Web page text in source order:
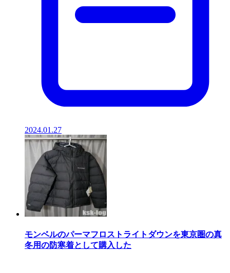
2024.01.27
モンベルのパーマフロストライトダウンを東京圏の真
冬用の防寒着として購入した